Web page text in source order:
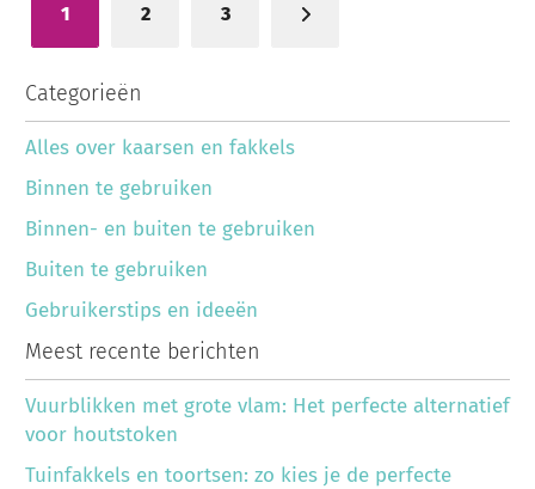
U lees momenteel pagina
1 2 3
Categorieën
Alles over kaarsen en fakkels
Binnen te gebruiken
Binnen- en buiten te gebruiken
Buiten te gebruiken
Gebruikerstips en ideeën
Meest recente berichten
Vuurblikken met grote vlam: Het perfecte alternatief
voor houtstoken
Tuinfakkels en toortsen: zo kies je de perfecte